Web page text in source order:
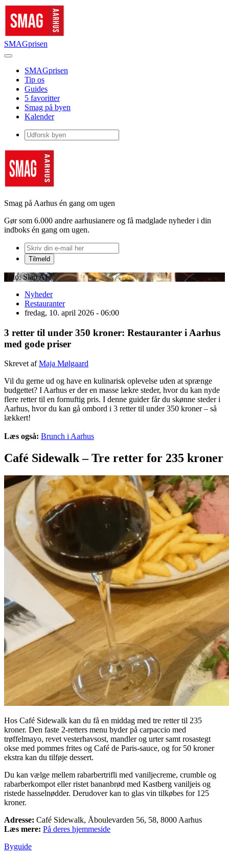
SMAGprisen
SMAGprisen
Tip os
Guides
5 favoritter
Smag på byen
Kalender
Smag på Aarhus én gang om ugen
Gør som 6.000 andre aarhusianere og få madglade nyheder i din
indboks én gang om ugen.
Foto: Slap Af
Nyheder
Restauranter
fredag, 10. april 2026 - 06:00
3 retter til under 350 kroner: Restauranter i Aarhus
med gode priser
Skrevet afMaja Mølgaard
Vil du gerne ud og have en kulinarisk oplevelse uden at sprænge
budgettet? I Aarhus er der en masse lækre steder, hvor du kan nyde
flere retter til en fornuftig pris. I denne guider får du skønne steder i
Aarhus, hvor du kan gå ombord i 3 retter til under 350 kroner – så
lækkert!
Læs også: Brunch i Aarhus
Café Sidewalk – Tre retter for 235 kroner
Hos Café Sidewalk kan du få en middag med tre retter til 235
kroner. Den faste 2-retters menu byder på carpaccio med
trøffelmayo, revet vesterhavsost, mandler og urter samt rosastegt
okse med pommes frites og Café de Paris-sauce, og for 50 kroner
ekstra kan du tilføje dessert.
Du kan vælge mellem rabarbertrifli med vaniljecreme, crumble og
rabarberkompot eller ristet bananbrød med Kastberg vaniljeis og
ristede hasselnødder. Derudover kan to glas vin tilkøbes for 125
kroner.
Adresse: Café Sidewalk, Åboulevarden 56, 58, 8000 Aarhus
Læs mere: På deres hjemmeside
Byguide